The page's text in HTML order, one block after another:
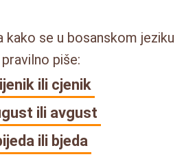
kako se u bosanskom jeziku
pravilno piše:
ili cjenik
ili avgust
ili bjeda